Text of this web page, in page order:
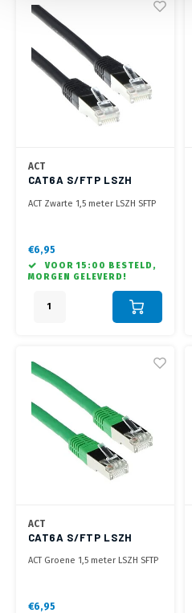
ACT
CAT6A S/FTP LSZH
ACT Zwarte 1,5 meter LSZH SFTP
€6,95
VOOR 15:00 BESTELD,
MORGEN GELEVERD!
ACT
CAT6A S/FTP LSZH
ACT Groene 1,5 meter LSZH SFTP
€6,95